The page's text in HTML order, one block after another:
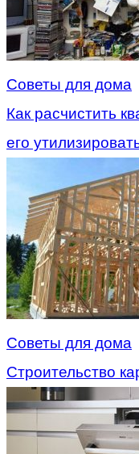
Советы для дома
Как расчистить
его
Советы для дома
Строительство